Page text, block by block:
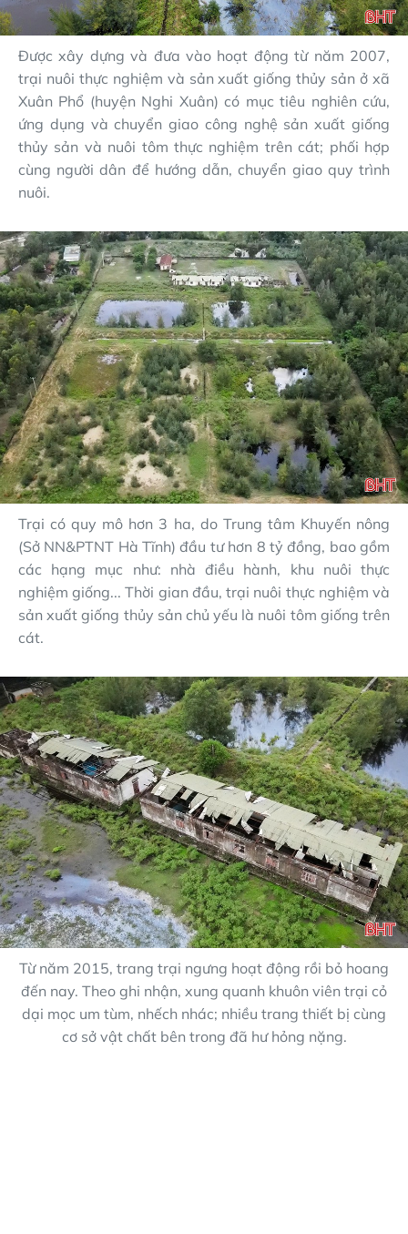
Được xây dựng và đưa vào hoạt động từ năm 2007,
trại nuôi thực nghiệm và sản xuất giống thủy sản ở xã
Xuân Phổ (huyện Nghi Xuân) có mục tiêu nghiên cứu,
ứng dụng và chuyển giao công nghệ sản xuất giống
thủy sản và nuôi tôm thực nghiệm trên cát; phối hợp
cùng người dân để hướng dẫn, chuyển giao quy trình
nuôi.
Trại có quy mô hơn 3 ha, do Trung tâm Khuyến nông
(Sở NN&PTNT Hà Tĩnh) đầu tư hơn 8 tỷ đồng, bao gồm
các hạng mục như: nhà điều hành, khu nuôi thực
nghiệm giống... Thời gian đầu, trại nuôi thực nghiệm và
sản xuất giống thủy sản chủ yếu là nuôi tôm giống trên
cát.
Từ năm 2015, trang trại ngưng hoạt động rồi bỏ hoang
đến nay. Theo ghi nhận, xung quanh khuôn viên trại cỏ
dại mọc um tùm, nhếch nhác; nhiều trang thiết bị cùng
cơ sở vật chất bên trong đã hư hỏng nặng.